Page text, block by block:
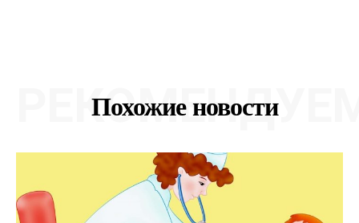
Похожие новости